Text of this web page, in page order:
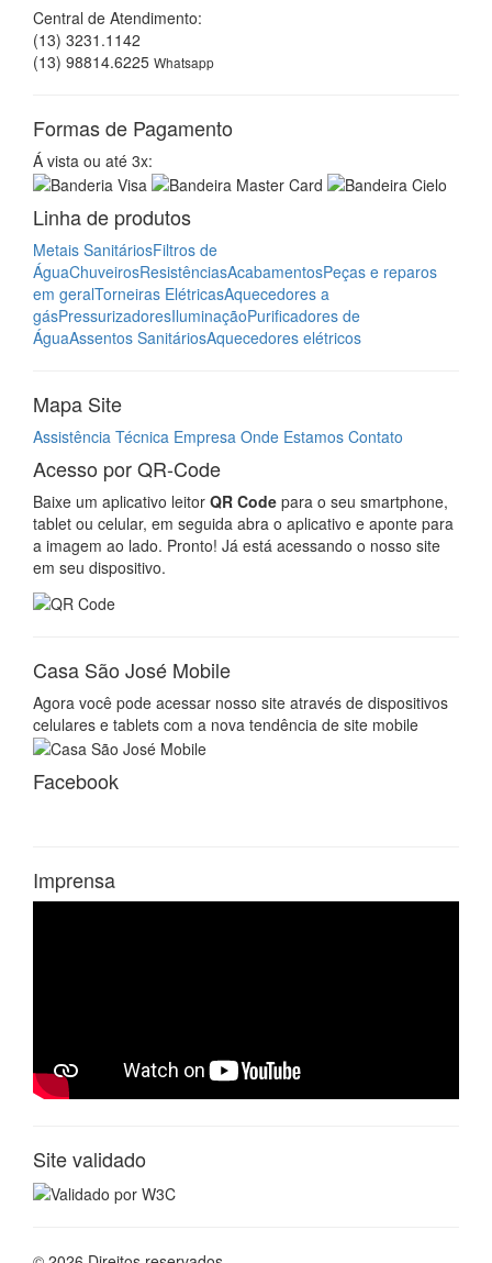
Central de Atendimento:
(13) 3231.1142
(13) 98814.6225 Whatsapp
Formas de Pagamento
Á vista ou até 3x:
Linha de produtos
Metais SanitáriosFiltros de
ÁguaChuveirosResistênciasAcabamentosPeças e reparos
em geralTorneiras ElétricasAquecedores a
gásPressurizadoresIluminaçãoPurificadores de
ÁguaAssentos SanitáriosAquecedores elétricos
Mapa Site
Assistência Técnica Empresa Onde Estamos Contato
Acesso por QR-Code
Baixe um aplicativo leitor QR Code para o seu smartphone,
tablet ou celular, em seguida abra o aplicativo e aponte para
a imagem ao lado. Pronto! Já está acessando o nosso site
em seu dispositivo.
Casa São José Mobile
Agora você pode acessar nosso site através de dispositivos
celulares e tablets com a nova tendência de site mobile
Facebook
Imprensa
Site validado